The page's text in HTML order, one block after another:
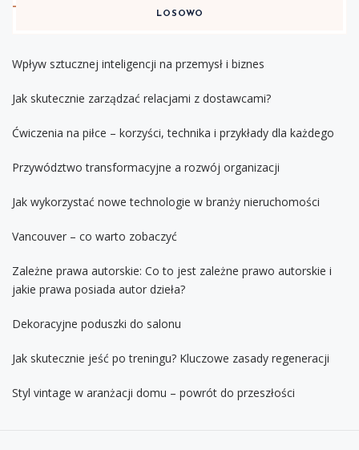
LOSOWO
Wpływ sztucznej inteligencji na przemysł i biznes
Jak skutecznie zarządzać relacjami z dostawcami?
Ćwiczenia na piłce – korzyści, technika i przykłady dla każdego
Przywództwo transformacyjne a rozwój organizacji
Jak wykorzystać nowe technologie w branży nieruchomości
Vancouver – co warto zobaczyć
Zależne prawa autorskie: Co to jest zależne prawo autorskie i
jakie prawa posiada autor dzieła?
Dekoracyjne poduszki do salonu
Jak skutecznie jeść po treningu? Kluczowe zasady regeneracji
Styl vintage w aranżacji domu – powrót do przeszłości